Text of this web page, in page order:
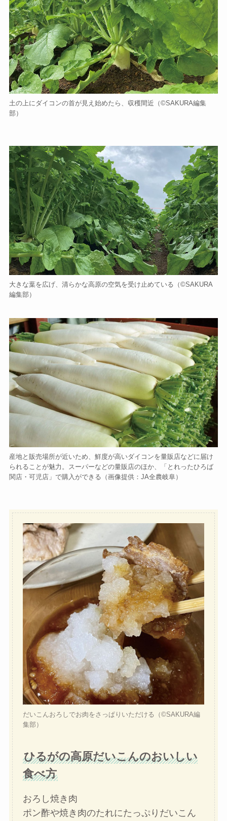
土の上にダイコンの首が見え始めたら、収穫間近（©️SAKURA編集
部）
大きな葉を広げ、清らかな高原の空気を受け止めている（©️SAKURA
編集部）
産地と販売場所が近いため、鮮度が高いダイコンを量販店などに届け
られることが魅力。スーパーなどの量販店のほか、「とれったひろば
関店・可児店」で購入ができる（画像提供：JA全農岐阜）
だいこんおろしでお肉をさっぱりいただける（©️SAKURA編
集部）
ひるがの高原だいこんのおいしい
食べ方
おろし焼き肉
ポン酢や焼き肉のたれにたっぷりだいこん